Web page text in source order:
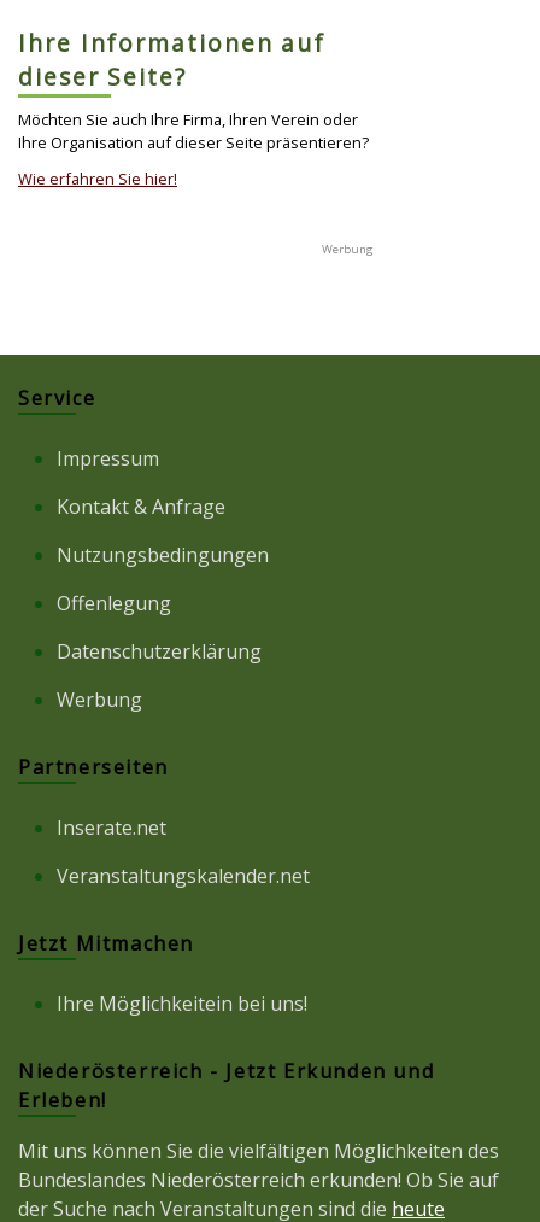
Ihre Informationen auf
dieser Seite?
Möchten Sie auch Ihre Firma, Ihren Verein oder
Ihre Organisation auf dieser Seite präsentieren?
Wie erfahren Sie hier!
Service
Impressum
Kontakt & Anfrage
Nutzungsbedingungen
Offenlegung
Datenschutzerklärung
Werbung
Partnerseiten
Inserate.net
Veranstaltungskalender.net
Jetzt Mitmachen
Ihre Möglichkeitein bei uns!
Niederösterreich - Jetzt Erkunden und
Erleben!
Mit uns können Sie die vielfältigen Möglichkeiten des
Bundeslandes Niederösterreich erkunden! Ob Sie auf
der Suche nach Veranstaltungen sind die heute